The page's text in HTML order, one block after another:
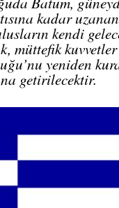
kadar
kendi
müttefik
yeniden
getirilecektir.